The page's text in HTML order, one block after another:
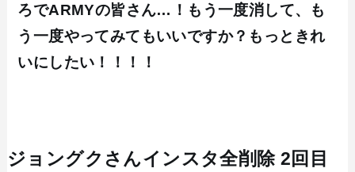
ろでARMYの皆さん…！もう一度消して、も
う一度やってみてもいいですか？もっときれ
いにしたい！！！！
ジョングクさんインスタ全削除 2回目